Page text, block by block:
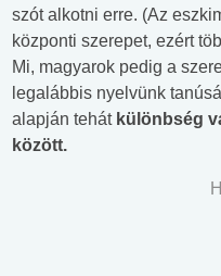
szót alkotni erre. (Az
központi szerepet, ezért
Mi, magyarok pedig a
legalábbis nyelvünk
alapján tehát különbség
között.